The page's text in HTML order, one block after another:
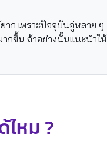
าก เพราะปัจจุบันอู่หลาย ๆ
ากขึ้น ถ้าอย่างนั้นแนะนำให้
หม ?